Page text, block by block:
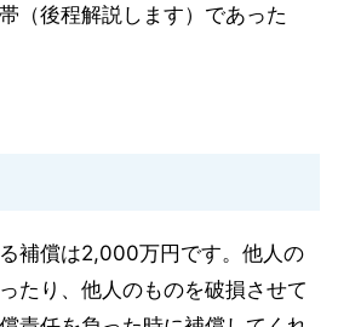
（後程解説します）であった
補償は2,000万円です。他人の
たり、他人のものを破損させて